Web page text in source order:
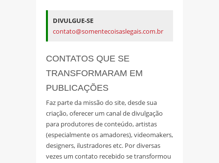
DIVULGUE-SE
contato@somentecoisaslegais.com.br
CONTATOS QUE SE
TRANSFORMARAM EM
PUBLICAÇÕES
Faz parte da missão do site, desde sua
criação, oferecer um canal de divulgação
para produtores de conteúdo, artistas
(especialmente os amadores), videomakers,
designers, ilustradores etc. Por diversas
vezes um contato recebido se transformou